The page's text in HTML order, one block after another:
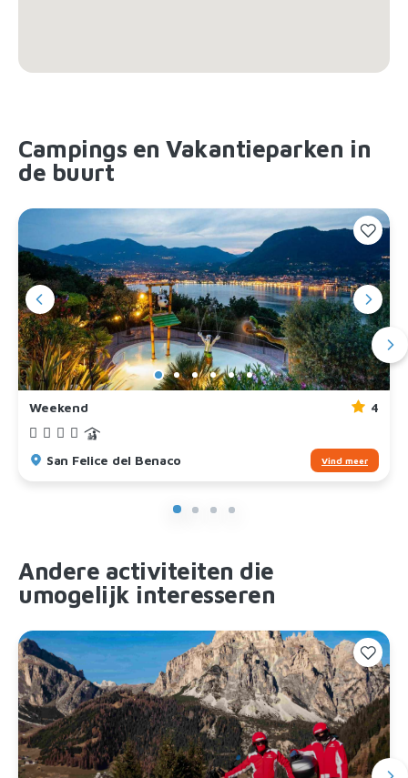
Campings en Vakantieparken in
de buurt
Weekend 4
San Felice del Benaco Vind meer
Andere activiteiten die
umogelijk interesseren